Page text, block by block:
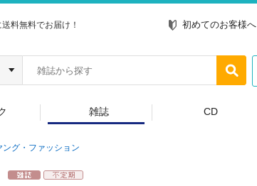
料無料でお届け！ 初めてのお客様へ
雑誌 CD
ング・ファッション